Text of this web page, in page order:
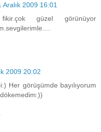
Aralık 2009 16:01
güzel görünüyor
2009 20:02
Her görüşümde bayılıyorum